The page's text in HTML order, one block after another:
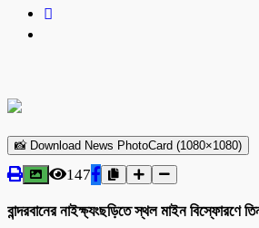
📸 Download News PhotoCard (1080×1080)
147
বান্দরবানের নাইক্ষ্যংছড়িতে স্থল মাইন বিস্ফোরণে